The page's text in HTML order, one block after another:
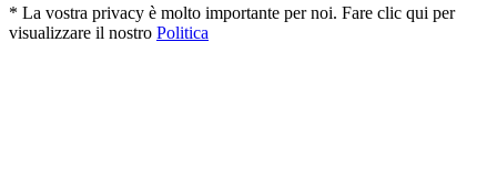
* La vostra privacy è molto importante per noi. Fare clic qui per
visualizzare il nostro Politica